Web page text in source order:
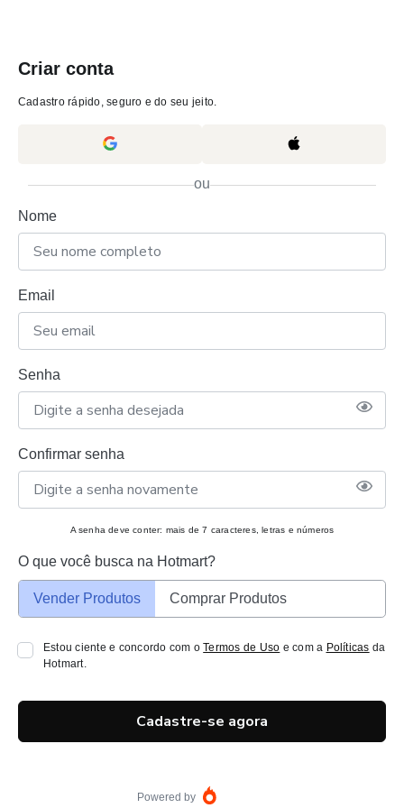
Criar conta
Cadastro rápido, seguro e do seu jeito.
ou
Nome
Email
Senha
Confirmar senha
A senha deve conter: mais de 7 caracteres, letras e números
O que você busca na Hotmart?
Vender Produtos Comprar Produtos
Estou ciente e concordo com oTermos de Uso e com a Políticas da
Hotmart.
Cadastre-se agora
Powered by